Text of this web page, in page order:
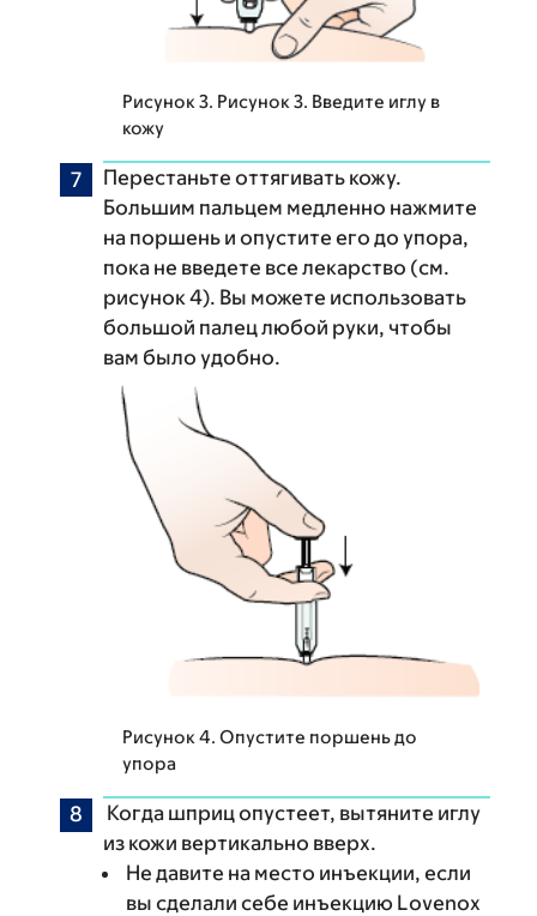
Рисунок 3. Рисунок 3. Введите иглу в
кожу
Перестаньте оттягивать кожу.
Большим пальцем медленно нажмите
на поршень и опустите его до упора,
пока не введете все лекарство (см.
рисунок 4). Вы можете использовать
большой палец любой руки, чтобы
вам было удобно.
Рисунок 4. Опустите поршень до
упора
Когда шприц опустеет, вытяните иглу
из кожи вертикально вверх.
Не давите на место инъекции, если
вы сделали себе инъекцию Lovenox